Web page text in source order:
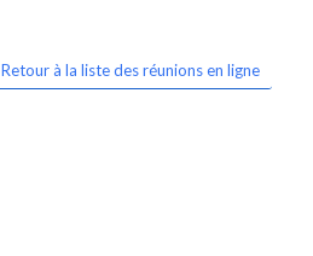
Retour à la liste des réunions en ligne